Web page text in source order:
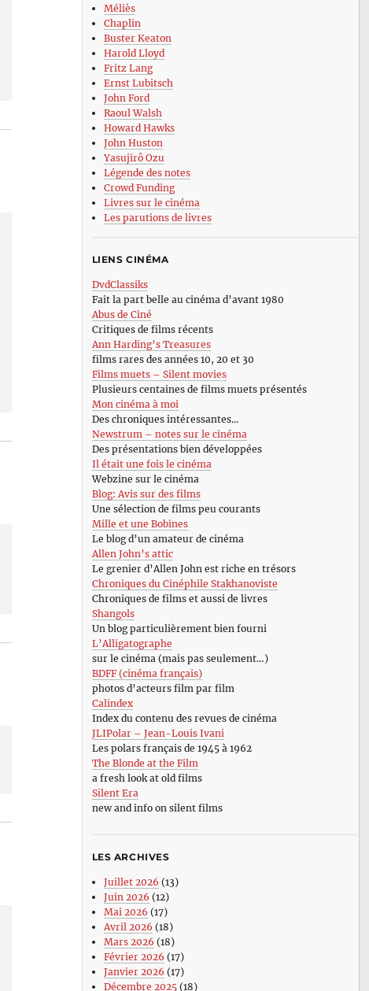
Méliès
Chaplin
Buster Keaton
Harold Lloyd
Fritz Lang
Ernst Lubitsch
John Ford
Raoul Walsh
Howard Hawks
John Huston
Yasujirô Ozu
Légende des notes
Crowd Funding
Livres sur le cinéma
Les parutions de livres
LIENS CINÉMA
DvdClassiks
Fait la part belle au cinéma d’avant 1980
Abus de Ciné
Critiques de films récents
Ann Harding’s Treasures
films rares des années 10, 20 et 30
Films muets – Silent movies
Plusieurs centaines de films muets présentés
Mon cinéma à moi
Des chroniques intéressantes…
Newstrum – notes sur le cinéma
Des présentations bien développées
Il était une fois le cinéma
Webzine sur le cinéma
Blog: Avis sur des films
Une sélection de films peu courants
Mille et une Bobines
Le blog d’un amateur de cinéma
Allen John’s attic
Le grenier d’Allen John est riche en trésors
Chroniques du Cinéphile Stakhanoviste
Chroniques de films et aussi de livres
Shangols
Un blog particulièrement bien fourni
L’Alligatographe
sur le cinéma (mais pas seulement…)
BDFF (cinéma français)
photos d’acteurs film par film
Calindex
Index du contenu des revues de cinéma
JLIPolar – Jean-Louis Ivani
Les polars français de 1945 à 1962
The Blonde at the Film
a fresh look at old films
Silent Era
new and info on silent films
LES ARCHIVES
Juillet 2026 (13)
Juin 2026 (12)
Mai 2026 (17)
Avril 2026 (18)
Mars 2026 (18)
Février 2026 (17)
Janvier 2026 (17)
Décembre 2025(18)